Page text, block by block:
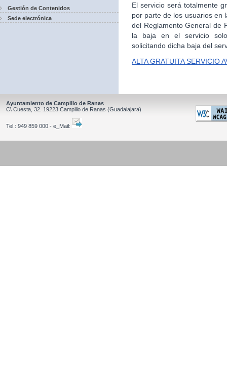
Gestión de Contenidos
Sede electrónica
El servicio será totalmente
por parte de los usuarios en
del Reglamento General de
la baja en el servicio
solicitando dicha baja del
ALTA GRATUITA SERVICIO
Ayuntamiento de Campillo de Ranas
C\ Cuesta, 32. 19223 Campillo de Ranas (Guadalajara)
Tel.: 949 859 000 - e_Mail: